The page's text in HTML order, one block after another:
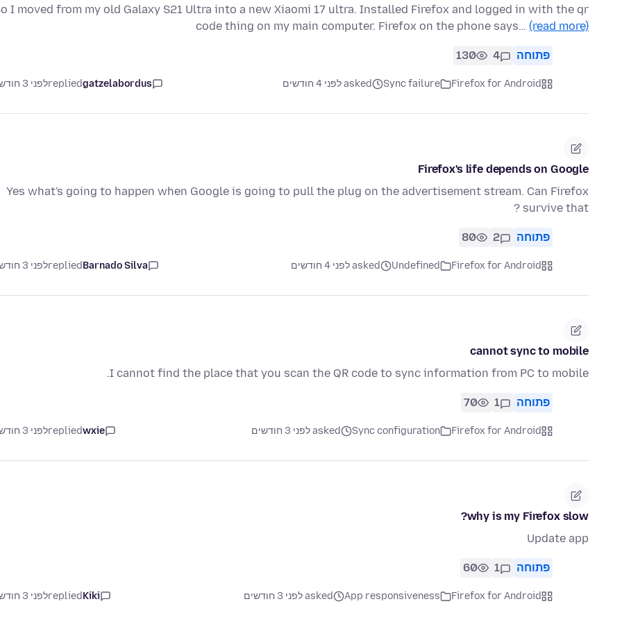
I moved from my old Galaxy S21 Ultra into a new Xiaomi 17 ultra. Installed Firefox and logged in with the qr
code thing on my main computer. Firefox on the phone says… (read more)
פתוחה 4
130
Firefox for Android
Sync failure asked לפני 4 חודשים gatzelabordus
repliedלפני 3 חודשים
Firefox's life depends on Google
Yes what's going to happen when Google is going to pull the plug on the advertisement stream. Can Firefox
survive that ?
פתוחה 2
80
Firefox for Android
Undefined asked לפני 4 חודשים Barnado Silva
repliedלפני 3 חודשים
cannot sync to mobile
I cannot find the place that you scan the QR code to sync information from PC to mobile.
פתוחה 1
70
Firefox for Android
Sync configuration asked לפני 3 חודשים wxie
repliedלפני 3 חודשים
why is my Firefox slow?
Update app
פתוחה 1
60
Firefox for Android
App responsiveness asked לפני 3 חודשים Kiki
repliedלפני 3 חודשים